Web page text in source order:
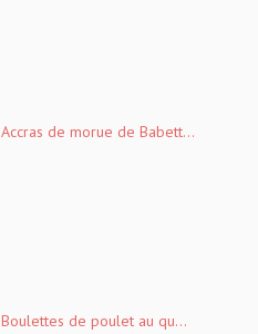
Accras de morue de Babett...
Boulettes de poulet au qu...